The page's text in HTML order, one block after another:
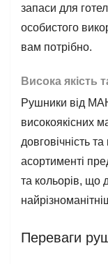
запаси для
особистого
вам потрібно.
Висока якість
Рушники від
високоякісних
довговічність
асортименті
та кольорів, що
Переваги